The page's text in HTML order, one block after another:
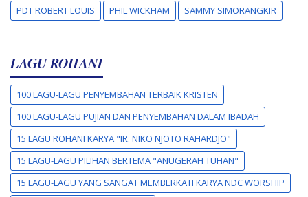
PDT ROBERT LOUIS
PHIL WICKHAM SAMMY SIMORANGKIR
LAGU ROHANI
100 LAGU-LAGU PENYEMBAHAN TERBAIK KRISTEN
100 LAGU-LAGU PUJIAN DAN PENYEMBAHAN DALAM IBADAH
15 LAGU ROHANI KARYA "IR. NIKO NJOTO RAHARDJO"
15 LAGU-LAGU PILIHAN BERTEMA "ANUGERAH TUHAN"
15 LAGU-LAGU YANG SANGAT MEMBERKATI KARYA NDC WORSHIP